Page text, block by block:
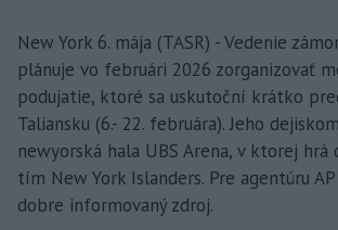
New York 6. mája (TASR) - Vedenie
plánuje vo februári 2026 zorganizovať
podujatie, ktoré sa uskutoční krátko
Taliansku (6.- 22. februára). Jeho
newyorská hala UBS Arena, v ktorej hrá
tím New York Islanders. Pre agentúru
dobre informovaný zdroj.